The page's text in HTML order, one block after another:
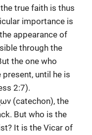
true faith is thus
importance is
appearance of
through the
the one who
until he is
2:7).
(catechon), the
But who is the
It is the Vicar of